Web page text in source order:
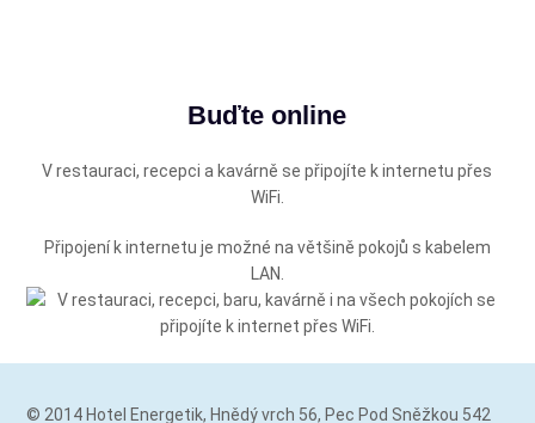
Buďte online
V restauraci, recepci a kavárně se připojíte k internetu přes
WiFi.
Připojení k internetu je možné na většině pokojů s kabelem
LAN.
© 2014 Hotel Energetik, Hnědý vrch 56, Pec Pod Sněžkou 542